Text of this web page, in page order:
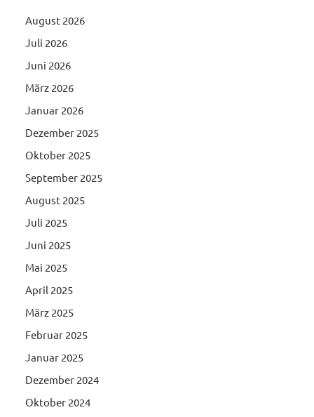
August 2026
Juli 2026
Juni 2026
März 2026
Januar 2026
Dezember 2025
Oktober 2025
September 2025
August 2025
Juli 2025
Juni 2025
Mai 2025
April 2025
März 2025
Februar 2025
Januar 2025
Dezember 2024
Oktober 2024